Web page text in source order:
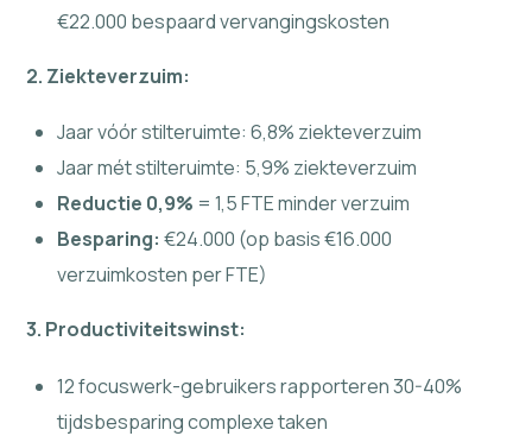
€22.000 bespaard vervangingskosten
2. Ziekteverzuim:
Jaar vóór stilteruimte: 6,8% ziekteverzuim
Jaar mét stilteruimte: 5,9% ziekteverzuim
Reductie 0,9% = 1,5 FTE minder verzuim
Besparing: €24.000 (op basis €16.000
verzuimkosten per FTE)
3. Productiviteitswinst:
12 focuswerk-gebruikers rapporteren 30-40%
tijdsbesparing complexe taken